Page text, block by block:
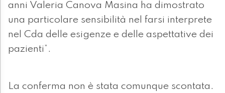
anni Valeria Canova Masina ha dimostrato
una particolare sensibilità nel farsi interprete
nel Cda delle esigenze e delle aspettative dei
pazienti”.
La conferma non è stata comunque scontata.